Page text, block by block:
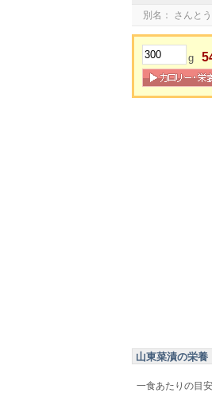
別名： さんと
g
山東菜漬の栄養
一食あたりの目